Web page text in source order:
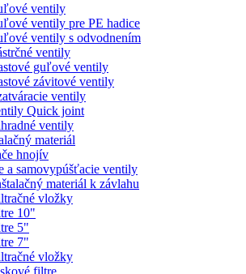
ventily
ventily pre PE hadice
ventily s odvodnením
ventily
guľové ventily
závitové ventily
ventily
Quick joint
ventily
materiál
hnojív
a samovypúšťacie ventily
materiál k závlahu
vložky
10"
5"
7"
vložky
filtre